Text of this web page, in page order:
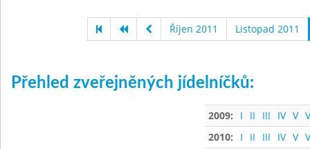
Říjen 2011 Listopad 2011
Přehled zveřejněných jídelníčků:
2009: I II III IV V
2010:
I II III IV V